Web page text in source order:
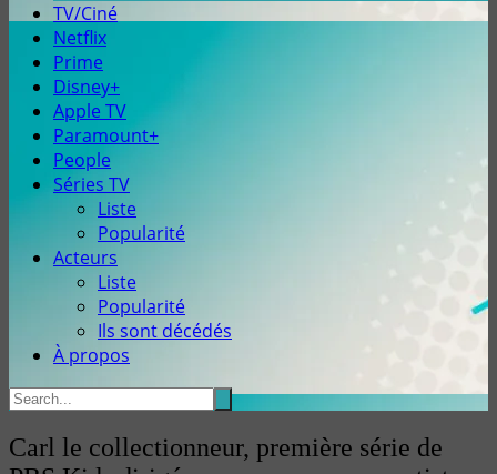
TV/Ciné
Netflix
Prime
Disney+
Apple TV
Paramount+
People
Séries TV
Liste
Popularité
Acteurs
Liste
Popularité
Ils sont décédés
À propos
Carl le collectionneur, première série de